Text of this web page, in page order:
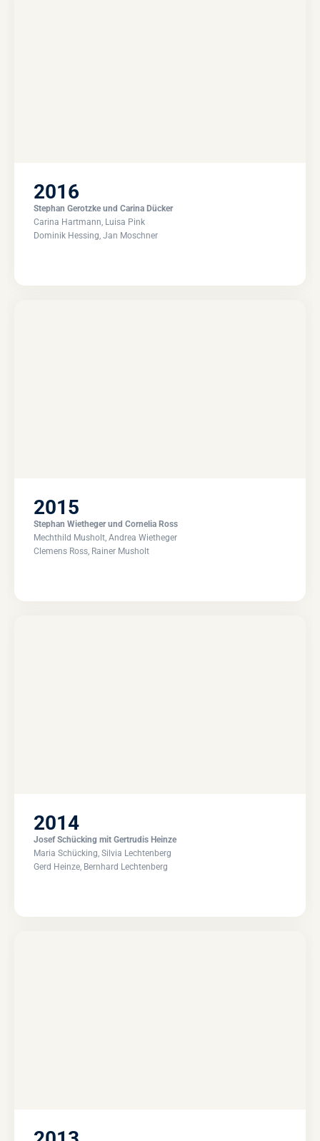
2016
Stephan Gerotzke und Carina Dücker
Carina Hartmann, Luisa Pink
Dominik Hessing, Jan Moschner
2015
Stephan Wietheger und Cornelia Ross
Mechthild Musholt, Andrea Wietheger
Clemens Ross, Rainer Musholt
2014
Josef Schücking mit Gertrudis Heinze
Maria Schücking, Silvia Lechtenberg
Gerd Heinze, Bernhard Lechtenberg